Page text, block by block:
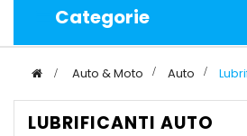
Categorie
> Auto & Moto > Auto >
LUBRIFICANTI AUTO